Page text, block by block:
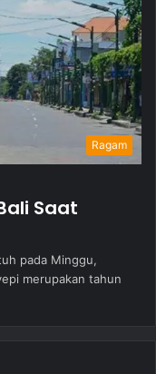
Ragam
Saat
pada Minggu,
merupakan tahun